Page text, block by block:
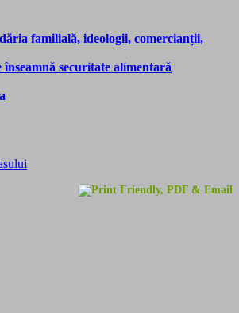
familială, ideologii, comercianții,
securitate alimentară